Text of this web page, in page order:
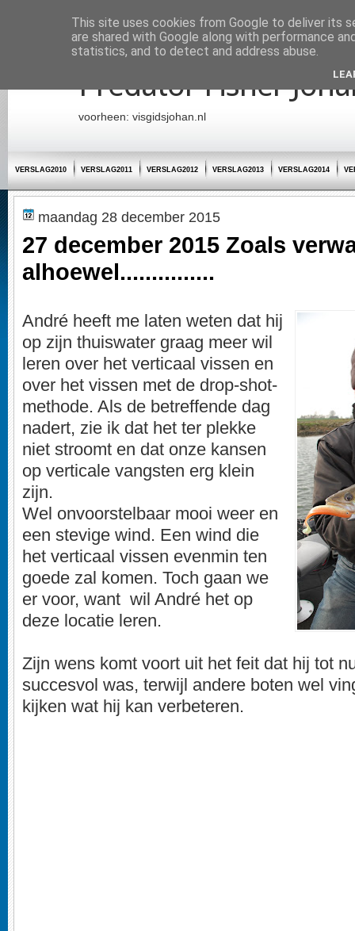
Startpagina
Predator Fisher
voorheen: visgidsjohan.nl
VERSLAG2010 VERSLAG2011 VERSLAG2012 VERSLAG2013 VERSLAG2014
maandag 28 december 2015
27 december 2015 Zoals
alhoewel...............
André heeft me laten weten dat hij
op zijn thuiswater graag meer wil
leren over het verticaal vissen en
over het vissen met de drop-shot-
methode. Als de betreffende dag
nadert, zie ik dat het ter plekke
niet stroomt en dat onze kansen
op verticale vangsten erg klein
zijn.
Wel onvoorstelbaar mooi weer en
een stevige wind. Een wind die
het verticaal vissen evenmin ten
goede zal komen. Toch gaan we
er voor, want wil André het op
deze locatie leren.
Zijn wens komt voort uit het feit dat hij tot
succesvol was, terwijl andere boten wel
kijken wat hij kan verbeteren.
This site uses cookies from Google to deliver its
are shared with Google along with performance
statistics, and to detect and address abuse.